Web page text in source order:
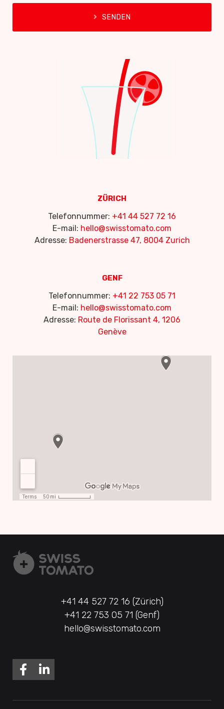
SENDEN
ZÜRICH
Telefonnummer: +41 44 527 72 16
E-mail: hello@swisstomato.com
Adresse: Badenerstrasse 47, 8004 Zurich
GENF
Telefonnummer: +41 22 753 05 71
E-mail: hello@swisstomato.com
Adresse: Route de Florissant 4, 1206
Genève
+41 44 527 72 16 (Zürich)
+41 22 753 05 71 (Genf)
hello@swisstomato.com